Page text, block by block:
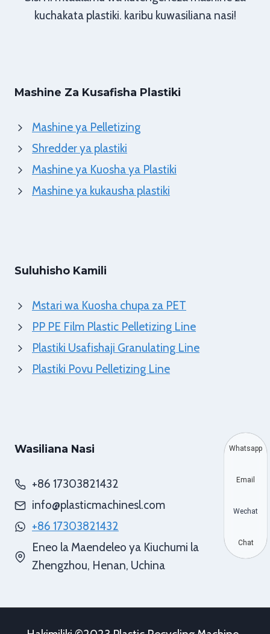
kuchakata plastiki. karibu kuwasiliana nasi!
Mashine Za Kusafisha Plastiki
Mashine ya Pelletizing
Shredder ya plastiki
Mashine ya Kuosha ya Plastiki
Mashine ya kukausha plastiki
Suluhisho Kamili
Mstari wa Kuosha chupa za PET
PP PE Film Plastic Pelletizing Line
Plastiki Usafishaji Granulating Line
Plastiki Povu Pelletizing Line
Wasiliana Nasi
+86 17303821432
info@plasticmachinesl.com
+86 17303821432
Eneo la Maendeleo ya Kiuchumi la
Zhengzhou, Henan, Uchina
Whatsapp
Email
Wechat
Chat